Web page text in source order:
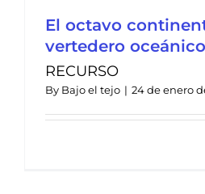
El octavo
vertedero
RECURSO
By Bajo el tejo | 24 de enero